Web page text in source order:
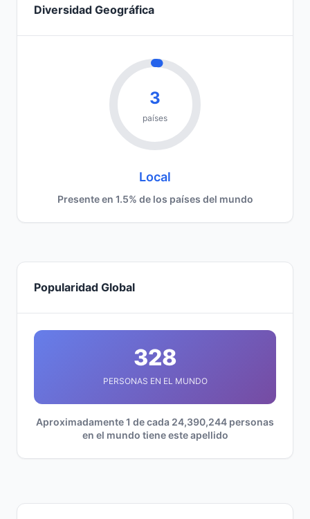
Diversidad Geográfica
3
países
Local
Presente en 1.5% de los países del mundo
Popularidad Global
328
PERSONAS EN EL MUNDO
Aproximadamente 1 de cada 24,390,244 personas
en el mundo tiene este apellido